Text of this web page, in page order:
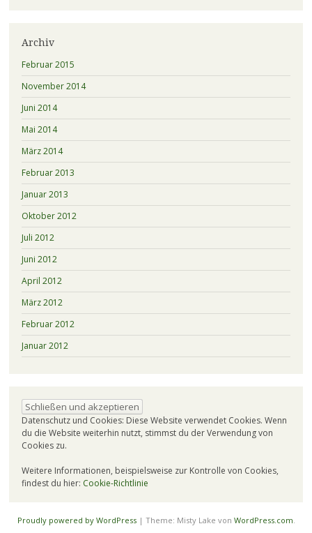
Archiv
Februar 2015
November 2014
Juni 2014
Mai 2014
März 2014
Februar 2013
Januar 2013
Oktober 2012
Juli 2012
Juni 2012
April 2012
März 2012
Februar 2012
Januar 2012
Datenschutz und Cookies: Diese Website verwendet Cookies. Wenn
du die Website weiterhin nutzt, stimmst du der Verwendung von
Cookies zu.
Weitere Informationen, beispielsweise zur Kontrolle von Cookies,
findest du hier: Cookie-Richtlinie
Proudly powered by WordPress | Theme: Misty Lake von WordPress.com.